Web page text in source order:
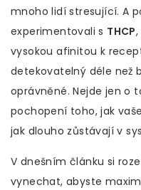
mnoho lidí stresující. A
experimentovali s THCP
vysokou afinitou k
detekovatelný déle než
oprávněné. Nejde jen o
pochopení toho, jak
jak dlouho zůstávají v
V dnešním článku si
vynechat, abyste